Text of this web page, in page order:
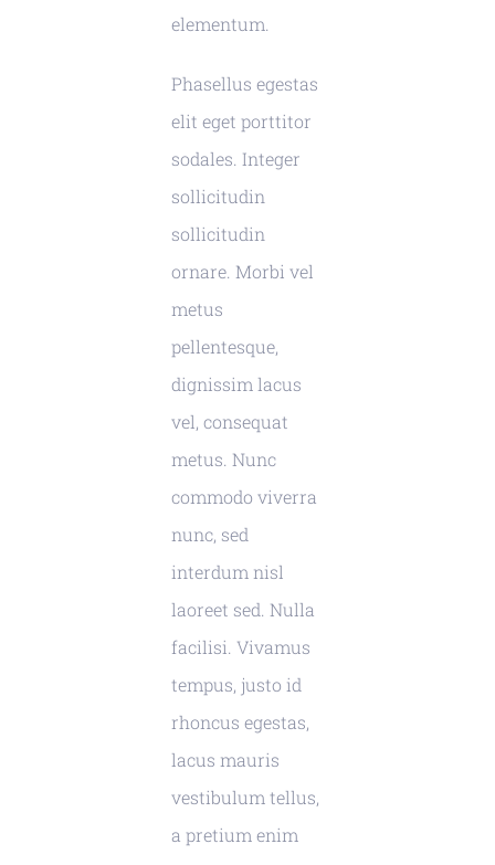
elementum.
Phasellus egestas
elit eget porttitor
sodales. Integer
sollicitudin
sollicitudin
ornare. Morbi vel
metus
pellentesque,
dignissim lacus
vel, consequat
metus. Nunc
commodo viverra
nunc, sed
interdum nisl
laoreet sed. Nulla
facilisi. Vivamus
tempus, justo id
rhoncus egestas,
lacus mauris
vestibulum tellus,
a pretium enim